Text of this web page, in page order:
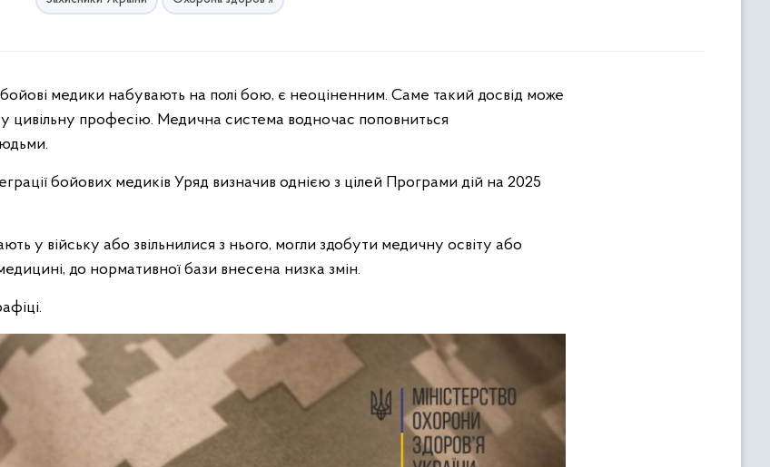
цивільну професію. Медична система водночас поповниться
бойових медиків Уряд визначив однією з цілей Програми дій на 2025
у війську або звільнилися з нього, могли здобути медичну освіту або
до нормативної бази внесена низка змін.